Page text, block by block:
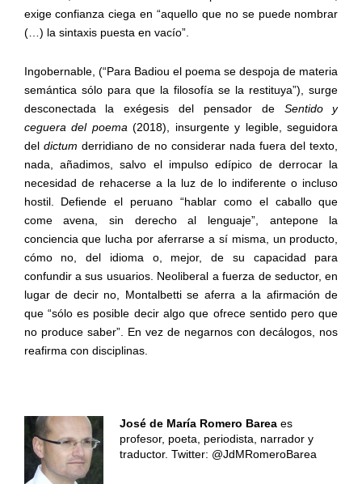
exige confianza ciega en “aquello que no se puede nombrar
(…) la sintaxis puesta en vacío”.
Ingobernable, (“Para Badiou el poema se despoja de materia
semántica sólo para que la filosofía se la restituya”), surge
desconectada la exégesis del pensador de Sentido y
ceguera del poema (2018), insurgente y legible, seguidora
del dictum derridiano de no considerar nada fuera del texto,
nada, añadimos, salvo el impulso edípico de derrocar la
necesidad de rehacerse a la luz de lo indiferente o incluso
hostil. Defiende el peruano “hablar como el caballo que
come avena, sin derecho al lenguaje”, antepone la
conciencia que lucha por aferrarse a sí misma, un producto,
cómo no, del idioma o, mejor, de su capacidad para
confundir a sus usuarios. Neoliberal a fuerza de seductor, en
lugar de decir no, Montalbetti se aferra a la afirmación de
que “sólo es posible decir algo que ofrece sentido pero que
no produce saber”. En vez de negarnos con decálogos, nos
reafirma con disciplinas.
José de María Romero Bareaes
profesor, poeta, periodista, narrador y
traductor. Twitter: @JdMRomeroBarea